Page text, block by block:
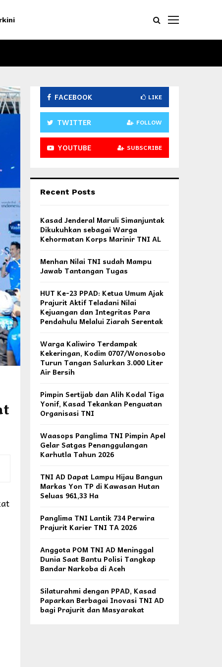
FACEBOOK LIKE
TWITTER FOLLOW
YOUTUBE SUBSCRIBE
Recent Posts
Kasad Jenderal Maruli Simanjuntak
Dikukuhkan sebagai Warga
Kehormatan Korps Marinir TNI AL
Menhan Nilai TNI sudah Mampu
Jawab Tantangan Tugas
HUT Ke-23 PPAD: Ketua Umum Ajak
Prajurit Aktif Teladani Nilai
Kejuangan dan Integritas Para
Pendahulu Melalui Ziarah Serentak
Warga Kaliwiro Terdampak
Kekeringan, Kodim 0707/Wonosobo
Turun Tangan Salurkan 3.000 Liter
Air Bersih
Pimpin Sertijab dan Alih Kodal Tiga
Yonif, Kasad Tekankan Penguatan
Organisasi TNI
Waasops Panglima TNI Pimpin Apel
Gelar Satgas Penanggulangan
Karhutla Tahun 2026
TNI AD Dapat Lampu Hijau Bangun
Markas Yon TP di Kawasan Hutan
Seluas 961,33 Ha
Panglima TNI Lantik 734 Perwira
Prajurit Karier TNI TA 2026
Anggota POM TNI AD Meninggal
Dunia Saat Bantu Polisi Tangkap
Bandar Narkoba di Aceh
Silaturahmi dengan PPAD, Kasad
Paparkan Berbagai Inovasi TNI AD
bagi Prajurit dan Masyarakat